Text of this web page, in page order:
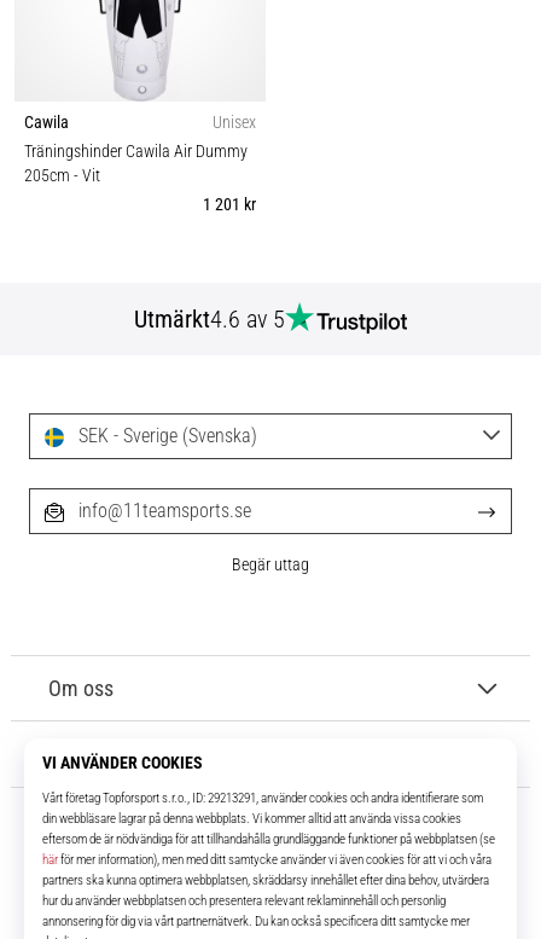
Cawila
Unisex
Träningshinder Cawila Air Dummy
205cm - Vit
1 201 kr
Utmärkt4.6 av 5
11teamsports.se
I över 16 år har vi varit dina lagkamrater, vilket ger dig de bästa och
senaste fotbollsprodukterna.
Om oss
Kundtjänst
SEK - Sverige (Svenska)
info@11teamsports.se
Begär uttag